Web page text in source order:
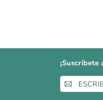
Inscríbase
a